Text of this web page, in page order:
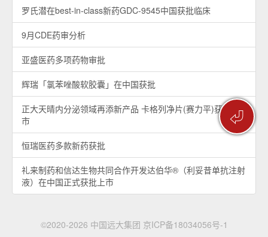
⏎
罗氏潜在best-in-class新药GDC-9545中国获批临床
9月CDE药审分析
亚盛医药多项药物审批
辉瑞「氯苯唑酸软胶囊」在中国获批
正大天晴内分泌领域再添新产品 卡格列净片(赛力平)获批上
市
恒瑞医药多款新药获批
礼来制药和信达生物共同合作开发达伯华®（利妥昔单抗注射
液）在中国正式获批上市
©2020-2026 中国远大集团 京ICP备18034056号-1